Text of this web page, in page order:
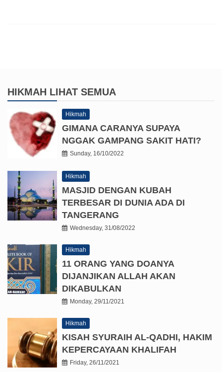
HIKMAH LIHAT SEMUA
Hikmah
GIMANA CARANYA SUPAYA
NGGAK GAMPANG SAKIT HATI?
Sunday, 16/10/2022
Hikmah
MASJID DENGAN KUBAH
TERBESAR DI DUNIA ADA DI
TANGERANG
Wednesday, 31/08/2022
Hikmah
11 ORANG YANG DOANYA
DIJANJIKAN ALLAH AKAN
DIKABULKAN
Monday, 29/11/2021
Hikmah
KISAH SYURAIH AL-QADHI, HAKIM
KEPERCAYAAN KHALIFAH
Friday, 26/11/2021